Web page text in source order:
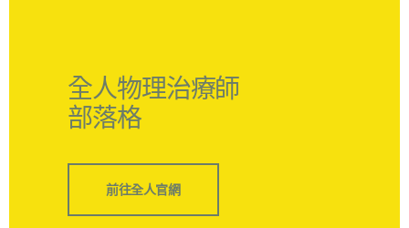
全人物理治療師
部落格
前往全人官網